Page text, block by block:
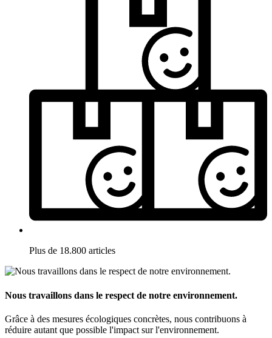
Plus de 18.800 articles
Nous travaillons dans le respect de notre environnement.
Grâce à des mesures écologiques concrètes, nous contribuons à
réduire autant que possible l'impact sur l'environnement.